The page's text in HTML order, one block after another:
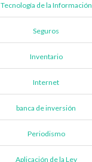
Tecnología de la Información
Seguros
Inventario
Internet
banca de inversión
Periodismo
Aplicación de la Ley